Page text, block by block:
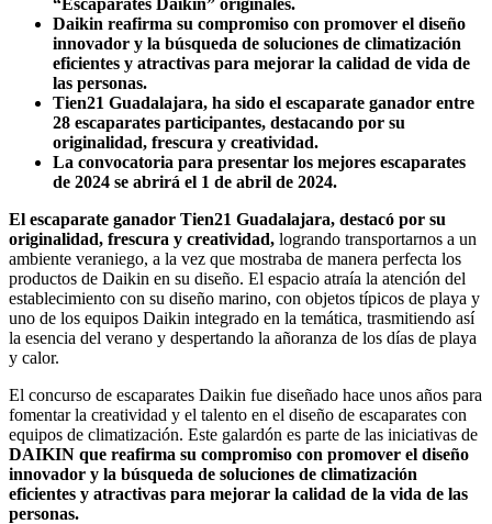
Daikin reafirma su compromiso con promover el diseño
innovador y la búsqueda de soluciones de climatización
eficientes y atractivas para mejorar la calidad de vida de
las personas.
Tien21 Guadalajara, ha sido el escaparate ganador entre
28 escaparates participantes, destacando por su
originalidad, frescura y creatividad.
La convocatoria para presentar los mejores escaparates
de 2024 se abrirá el 1 de abril de 2024.
El escaparate ganador Tien21 Guadalajara, destacó por su
originalidad, frescura y creatividad, logrando transportarnos a un
ambiente veraniego, a la vez que mostraba de manera perfecta los
productos de Daikin en su diseño. El espacio atraía la atención del
establecimiento con su diseño marino, con objetos típicos de playa y
uno de los equipos Daikin integrado en la temática, trasmitiendo así
la esencia del verano y despertando la añoranza de los días de playa
y calor.
El concurso de escaparates Daikin fue diseñado hace unos años para
fomentar la creatividad y el talento en el diseño de escaparates con
equipos de climatización. Este galardón es parte de las iniciativas de
DAIKIN que reafirma su compromiso con promover el diseño
innovador y la búsqueda de soluciones de climatización
eficientes y atractivas para mejorar la calidad de la vida de las
personas.